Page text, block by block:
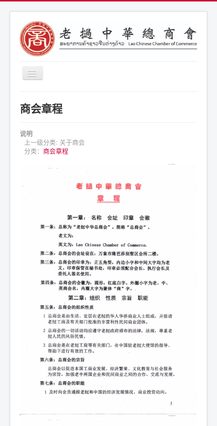
导
关
商会通告
商会活动
联系我们
商会章程
说明
上一级分类: 关于商会
分类： 商会章程